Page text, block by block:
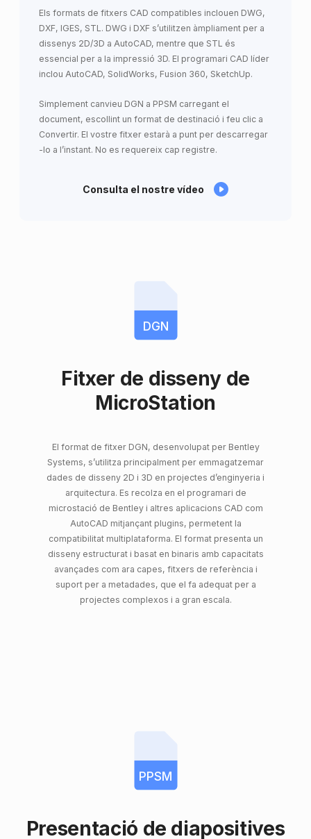
Els formats de fitxers CAD compatibles inclouen DWG,
DXF, IGES, STL. DWG i DXF s’utilitzen àmpliament per a
dissenys 2D/3D a AutoCAD, mentre que STL és
essencial per a la impressió 3D. El programari CAD líder
inclou AutoCAD, SolidWorks, Fusion 360, SketchUp.
Simplement canvieu DGN a PPSM carregant el
document, escollint un format de destinació i feu clic a
Convertir. El vostre fitxer estarà a punt per descarregar
-lo a l’instant. No es requereix cap registre.
Consulta el nostre vídeo
DGN
Fitxer de disseny de
MicroStation
El format de fitxer DGN, desenvolupat per Bentley
Systems, s’utilitza principalment per emmagatzemar
dades de disseny 2D i 3D en projectes d’enginyeria i
arquitectura. Es recolza en el programari de
microstació de Bentley i altres aplicacions CAD com
AutoCAD mitjançant plugins, permetent la
compatibilitat multiplataforma. El format presenta un
disseny estructurat i basat en binaris amb capacitats
avançades com ara capes, fitxers de referència i
suport per a metadades, que el fa adequat per a
projectes complexos i a gran escala.
PPSM
Presentació de diapositives